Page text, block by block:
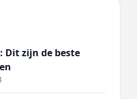
Dit zijn de beste